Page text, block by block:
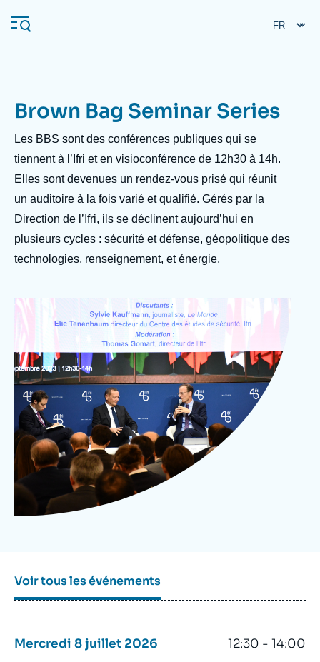
au
contenu
Navigation
principale
L'Ifri
Analyses
Événements
Se connecter
Nous soutenir
À propos de l'Ifri
L'Ifri en bref
Recherches fréquentes
Proche-Orient
Brown Bag Seminar Series
Les BBS sont des conférences publiques qui se
tiennent à l’Ifri et en visioconférence de 12h30 à 14h.
Elles sont devenues un rendez-vous prisé qui réunit
un auditoire à la fois varié et qualifié. Gérés par la
Direction de l’Ifri, ils se déclinent aujourd’hui en
plusieurs cycles : sécurité et défense, géopolitique des
technologies, renseignement, et énergie.
Image
Taxonomie
Voir tous les événements
Mercredi 8 juillet 2026 12:30 - 14:00